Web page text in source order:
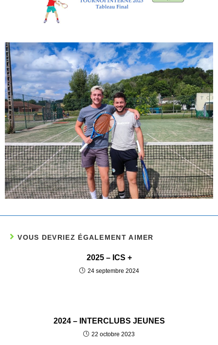
VOUS DEVRIEZ ÉGALEMENT AIMER
2025 – ICS +
24 septembre 2024
2024 – INTERCLUBS JEUNES
22 octobre 2023